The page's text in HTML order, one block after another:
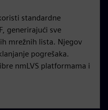
standardne
generirajući sve
mrežnih lista. Njegov
pogrešaka.
nmLVS platformama i